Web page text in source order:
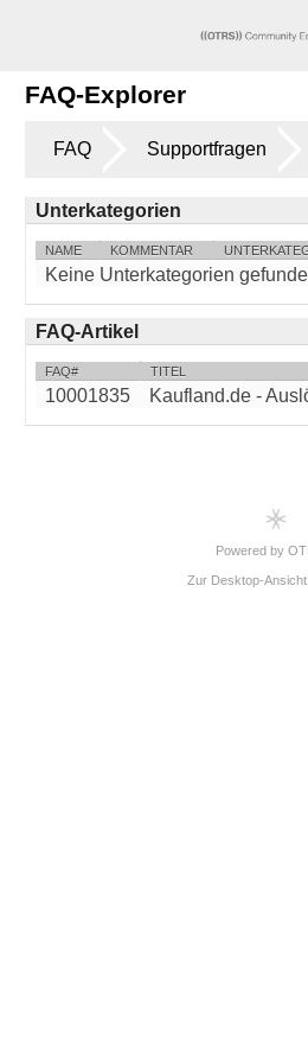
FAQ-Explorer
FAQ Supportfragen
Unterkategorien
NAME KOMMENTAR
Keine Unterkategorien
FAQ-Artikel
FAQ# TITEL
10001835 Kaufland.de -
Powered by
Zur Desktop-